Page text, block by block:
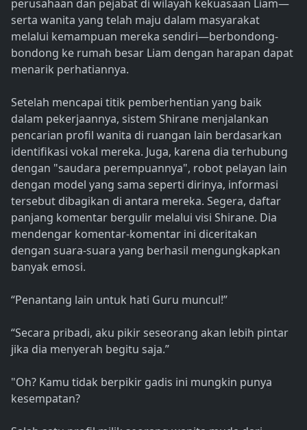
perusahaan dan pejabat di wilayah kekuasaan Liam—
serta wanita yang telah maju dalam masyarakat
melalui kemampuan mereka sendiri—berbondong-
bondong ke rumah besar Liam dengan harapan dapat
menarik perhatiannya.
Setelah mencapai titik pemberhentian yang baik
dalam pekerjaannya, sistem Shirane menjalankan
pencarian profil wanita di ruangan lain berdasarkan
identifikasi vokal mereka. Juga, karena dia terhubung
dengan "saudara perempuannya", robot pelayan lain
dengan model yang sama seperti dirinya, informasi
tersebut dibagikan di antara mereka. Segera, daftar
panjang komentar bergulir melalui visi Shirane. Dia
mendengar komentar-komentar ini diceritakan
dengan suara-suara yang berhasil mengungkapkan
banyak emosi.
“Penantang lain untuk hati Guru muncul!”
“Secara pribadi, aku pikir seseorang akan lebih pintar
jika dia menyerah begitu saja.”
"Oh? Kamu tidak berpikir gadis ini mungkin punya
kesempatan?